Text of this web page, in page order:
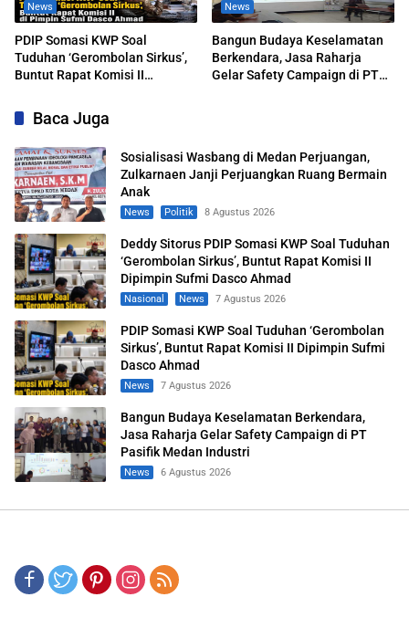
News
PDIP Somasi KWP Soal
Tuduhan ‘Gerombolan Sirkus’,
Buntut Rapat Komisi II
News
Bangun Budaya Keselamatan
Berkendara, Jasa Raharja
Gelar Safety Campaign di PT
Baca Juga
Sosialisasi Wasbang di Medan Perjuangan,
Zulkarnaen Janji Perjuangkan Ruang Bermain
Anak
News Politik 8 Agustus 2026
Deddy Sitorus PDIP Somasi KWP Soal Tuduhan
‘Gerombolan Sirkus’, Buntut Rapat Komisi II
Dipimpin Sufmi Dasco Ahmad
Nasional News 7 Agustus 2026
PDIP Somasi KWP Soal Tuduhan ‘Gerombolan
Sirkus’, Buntut Rapat Komisi II Dipimpin Sufmi
Dasco Ahmad
News 7 Agustus 2026
Bangun Budaya Keselamatan Berkendara,
Jasa Raharja Gelar Safety Campaign di PT
Pasifik Medan Industri
News 6 Agustus 2026